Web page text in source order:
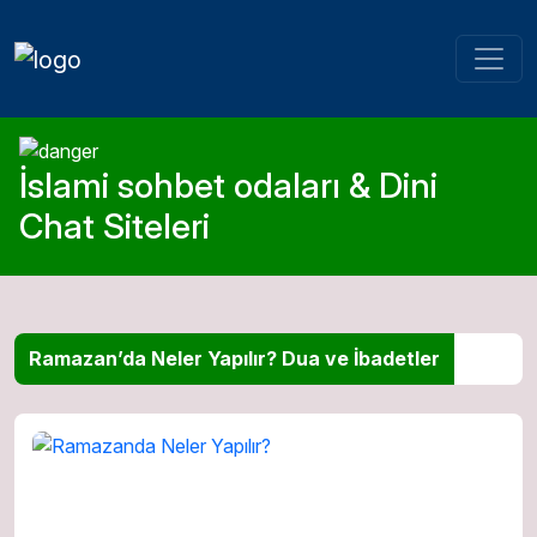
İslami sohbet odaları & Dini
Chat Siteleri
Ramazan’da Neler Yapılır? Dua ve İbadetler